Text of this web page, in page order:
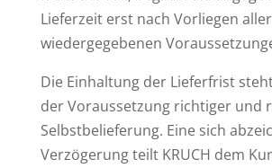
Lieferzeit erst nach Vorliegen
wiedergegebenen
Die Einhaltung der Lieferfrist
der Voraussetzung richtiger und
Selbstbelieferung. Eine sich
Verzögerung teilt KRUCH dem